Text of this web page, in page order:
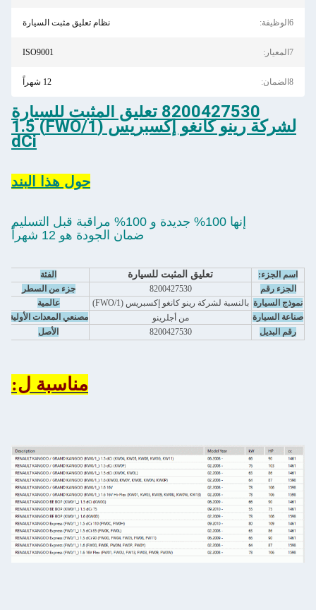
6الوظيفة: نظام تعليق مثبت السيارة
7المعيار: ISO9001
8الضمان: 12 شهراً
8200427530 تعليق المثبت للسيارة
لشركة رينو كانغو إكسبريس (FWO/1) 1.5
dCi
حول هذا البند
إنها 100% جديدة و 100% مراقبة قبل التسليم
ضمان الجودة هو 12 شهراً
اسم الجزء: تعليق المثبت للسيارة
الفئة
الجزء رقم
8200427530 جزء من السطر
نموذج السيارة بالنسبة لشركة رينو كانغو إكسبريس (FWO/1)
عالمية
صناعة السيارة
من أجلرينو
مصنعي المعدات الأولية
رقم البديل
8200427530 الأصل
مناسبة ل: